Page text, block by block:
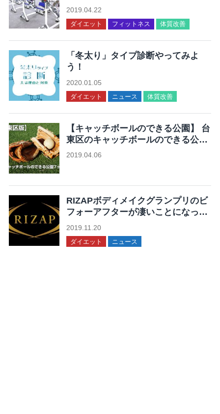
負荷トレーニングが体験できる」
2019.04.22
ダイエット フィットネス 体質改善
「冬太り」タイプ診断やってみよ
う！
2020.01.05
ダイエット ニュース 体質改善
【キャッチボールのできる公園】 台
東区のキャッチボールのできる公園
7ヶ所まとめ
2019.04.06
RIZAPボディメイクグランプリのビ
フォーアフターが凄いことになって
る！
2019.11.20
ダイエット ニュース